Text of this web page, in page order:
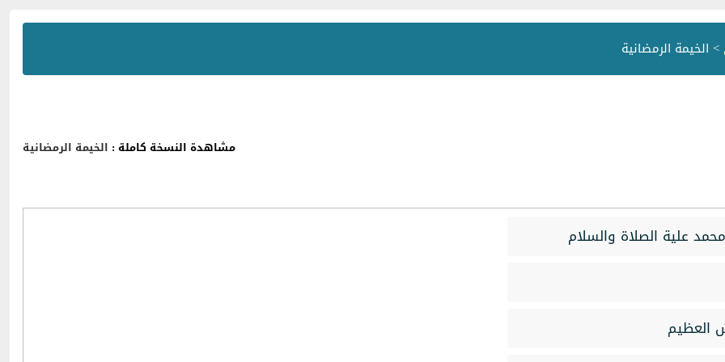
> الخيمة الرمضانية
مشاهدة النسخة كاملة : الخيمة الرمضانية
علية الصلاة والسلام
العظيم